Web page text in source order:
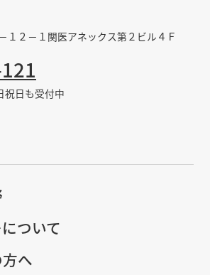
１２－１関医アネックス第２ビル４Ｆ
祝日も受付中
ついて
へ